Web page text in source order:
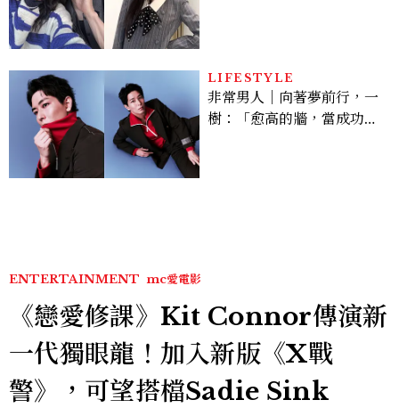
LIFESTYLE
非常男人｜向著夢前行，一
樹：「愈高的牆，當成功爬
ENTERTAINMENT mc愛電影
《戀愛修課》Kit Connor傳演新
一代獨眼龍！加入新版《X戰
警》，可望搭檔Sadie Sink